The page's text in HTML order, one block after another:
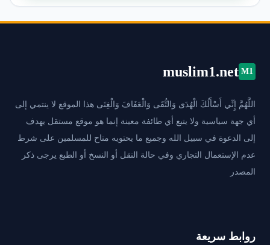
M1
muslim1.net
اللَّهُمَّ إِنِّي أَسْأَلُكَ الْهُدَى وَالتُّقَى وَالْعَفَافَ وَالْغِنَى هذا الموقع لا ينتمي إلى
أي جهة سياسية ولا يتبع أي طائفة معينة إنما هو موقع مستقل يهدف
إلى الدعوة في سبيل الله وجميع ما يحتويه متاح للمسلمين على شرط
عدم الإستعمال التجاري وفي حالة النقل أو النسخ أو الطبع يرجى ذكر
المصدر
روابط سريعة